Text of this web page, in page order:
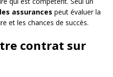
assurances peut évaluer la
et les chances de succès.
contrat sur